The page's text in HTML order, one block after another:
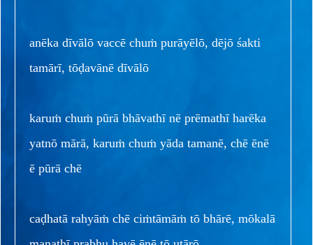
anēka dīvālō vaccē chuṁ purāyēlō, dējō śakti
tamārī, tōḍavānē dīvālō
karuṁ chuṁ pūrā bhāvathī nē prēmathī harēka
yatnō mārā, karuṁ chuṁ yāda tamanē, chē ēnē
ē pūrā chē
caḍhatā rahyāṁ chē ciṁtāmāṁ tō bhārē, mōkalā